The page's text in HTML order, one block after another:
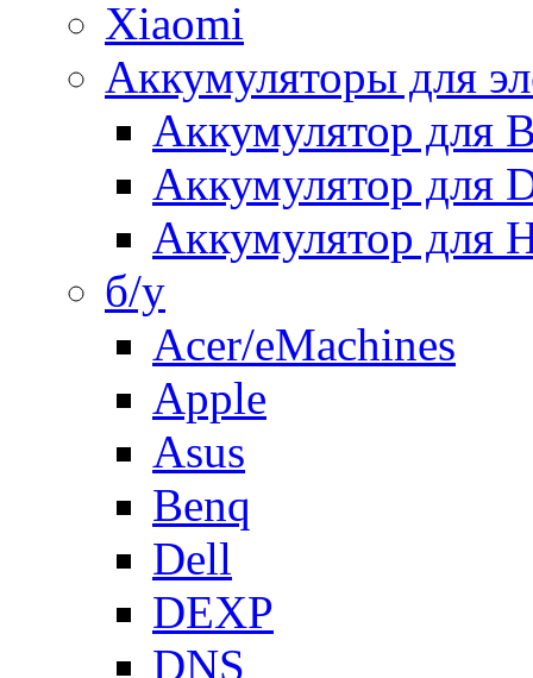
Xiaomi
Аккумуляторы для
Аккумулятор для
Аккумулятор для
Аккумулятор для
б/у
Acer/eMachines
Apple
Asus
Benq
Dell
DEXP
DNS